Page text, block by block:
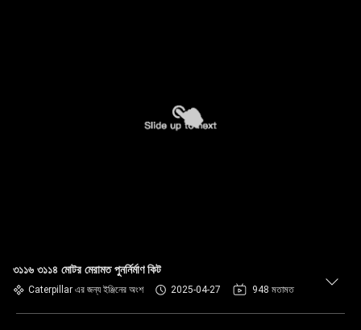
৩১১৬ ৩১১৪ মোটর মেরামত পুনর্নির্মাণ কিট
Caterpillar এর জন্য ইঞ্জিনের অংশ 2025-04-27 948 মতামত